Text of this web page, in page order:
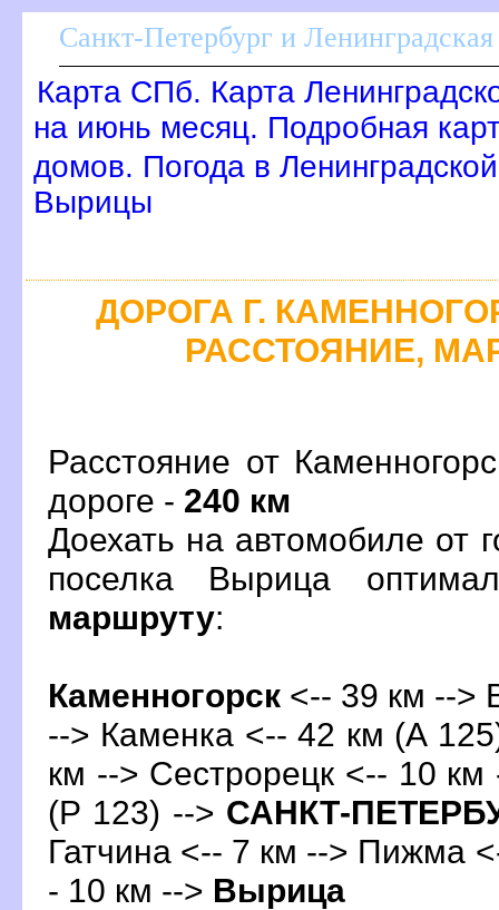
Санкт-Петербург и Ленинградская
Карта СПб. Карта
на июнь месяц. Подробная
домов. Погода в
ырицы
ДОРОГА Г.
РАССТОЯНИЕ,
Расстояние от
дороге - 240 км
Доехать на автомобиле от
поселка Вырица
маршруту:
Каменногорск <-- 39 км -->
--> Каменка <-- 42 км (А
км --> Сестрорецк <-- 10
(Р 123) --> САНКТ-
Гатчина <-- 7 км --> Пижма
- 10 км --> ырица